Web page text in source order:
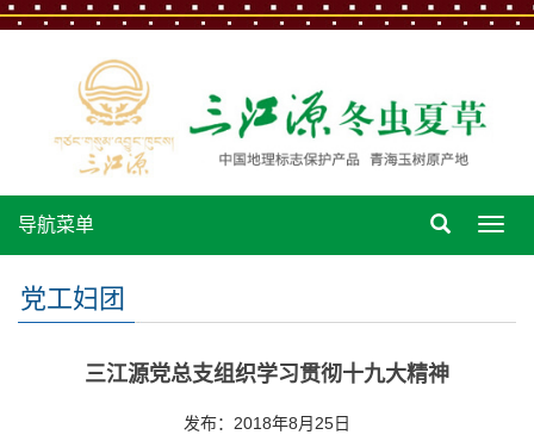
导
导航菜单
党工妇团
三江源党总支组织学习贯彻十九大精神
发布：2018年8月25日